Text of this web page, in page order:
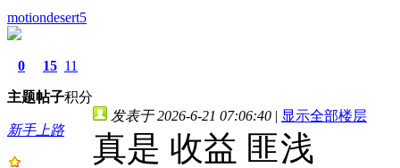
motiondesert5
0
主题
15
帖子
11
积分
新手上路
发表于 2026-6-21 07:06:40 | 显示全部楼层
真是 收益 匪浅